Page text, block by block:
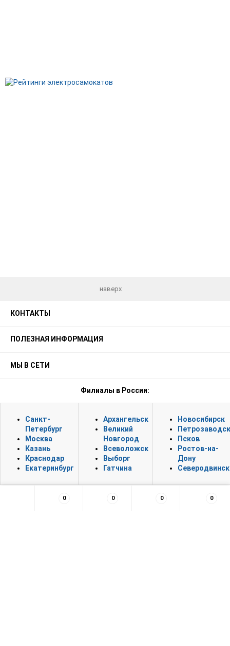
наверх
КОНТАКТЫ
ПОЛЕЗНАЯ ИНФОРМАЦИЯ
МЫ В СЕТИ
Филиалы в России:
Санкт-
Петербург
Москва
Казань
Краснодар
Екатеринбург
Архангельск
Великий
Новгород
Всеволожск
Выборг
Гатчина
Новосибирск
Петрозаводск
Псков
Ростов-на-
Дону
Северодвинск
0 0 0 0